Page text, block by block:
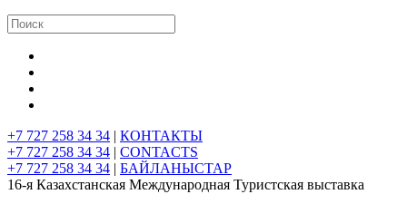
+7 727 258 34 34 | КОНТАКТЫ
+7 727 258 34 34 | CONTACTS
+7 727 258 34 34 | БАЙЛАНЫСТАР
16-я Казахстанская Международная Туристская выставка